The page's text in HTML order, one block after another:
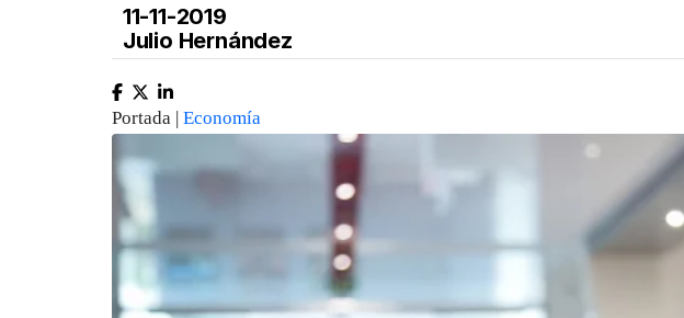
11-11-2019
Julio Hernández
Portada | Economía